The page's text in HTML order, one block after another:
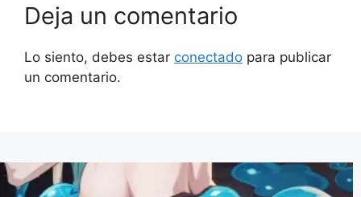
Deja un comentario
Lo siento, debes estar conectado para publicar
un comentario.